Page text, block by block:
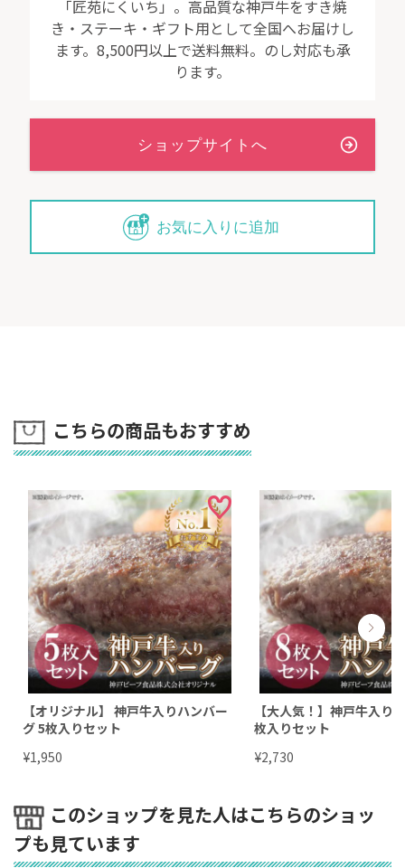
「匠苑にくいち」。高品質な神戸牛をすき焼
き・ステーキ・ギフト用として全国へお届けし
ます。8,500円以上で送料無料。のし対応も承
ります。
お気に入りに追加
こちらの商品もおすすめ
【オリジナル】 神戸牛入りハンバー
グ 5枚入りセット
¥1,950
【大人気！】神戸牛入り
枚入りセット
¥2,730
このショップを見た人はこちらのショッ
プも見ています